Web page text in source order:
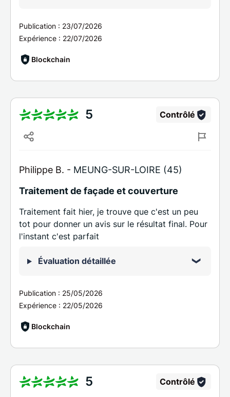
Publication : 23/07/2026
Expérience : 22/07/2026
Blockchain
5 Contrôlé
Philippe B. - MEUNG-SUR-LOIRE (45)
Traitement de façade et couverture
Traitement fait hier, je trouve que c'est un peu
tot pour donner un avis sur le résultat final. Pour
l'instant c'est parfait
Évaluation détaillée
Publication : 25/05/2026
Expérience : 22/05/2026
Blockchain
5 Contrôlé